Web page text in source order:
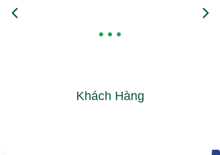
Khách Hàng